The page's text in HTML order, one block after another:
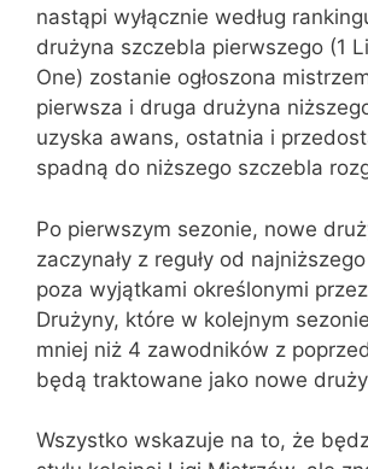
nastąpi wyłącznie według
drużyna szczebla pierwszego (1
One) zostanie ogłoszona
pierwsza i druga drużyna
uzyska awans, ostatnia i
spadną do niższego szczebla
Po pierwszym sezonie, nowe
zaczynały z reguły od
poza wyjątkami określonymi
Drużyny, które w kolejnym
mniej niż 4 zawodników z
będą traktowane jako nowe
Wszystko wskazuje na to, że